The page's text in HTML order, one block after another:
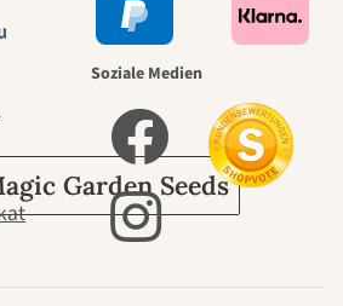
den
Garden Seeds
Soziale Medien